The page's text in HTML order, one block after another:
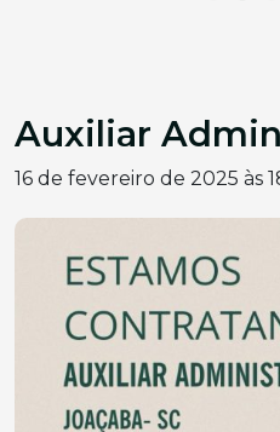
Auxiliar
16 de fevereiro de 2025 às